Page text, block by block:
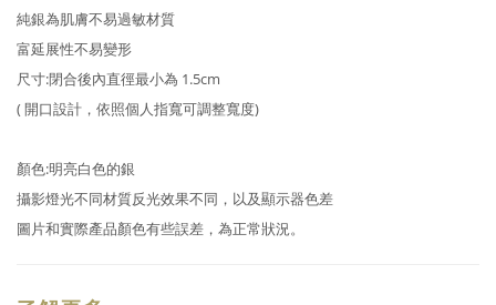
純銀為肌膚不易過敏材質
富延展性不易變形
尺寸:閉合後內直徑最小為 1.5cm
( 開口設計，依照個人指寬可調整寬度)
顏色:明亮白色的銀
攝影燈光不同材質反光效果不同，以及顯示器色差
圖片和實際產品顏色有些誤差，為正常狀況。